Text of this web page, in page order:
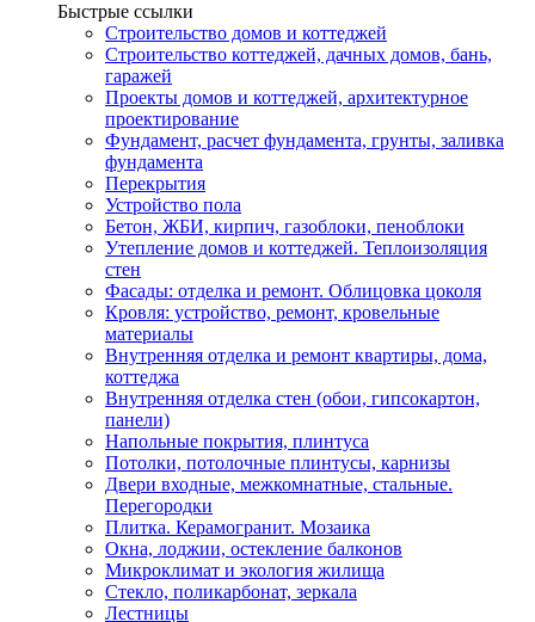
Быстрые ссылки
Строительство домов и коттеджей
Строительство коттеджей, дачных домов, бань,
гаражей
Проекты домов и коттеджей, архитектурное
проектирование
Фундамент, расчет фундамента, грунты, заливка
фундамента
Перекрытия
Устройство пола
Бетон, ЖБИ, кирпич, газоблоки, пеноблоки
Утепление домов и коттеджей. Теплоизоляция
стен
Фасады: отделка и ремонт. Облицовка цоколя
Кровля: устройство, ремонт, кровельные
материалы
Внутренняя отделка и ремонт квартиры, дома,
коттеджа
Внутренняя отделка стен (обои, гипсокартон,
панели)
Напольные покрытия, плинтуса
Потолки, потолочные плинтусы, карнизы
Двери входные, межкомнатные, стальные.
Перегородки
Плитка. Керамогранит. Мозаика
Окна, лоджии, остекление балконов
Микроклимат и экология жилища
Стекло, поликарбонат, зеркала
Лестницы